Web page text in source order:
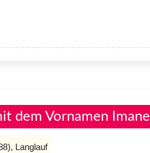
dem Vornamen Imane
Langlauf